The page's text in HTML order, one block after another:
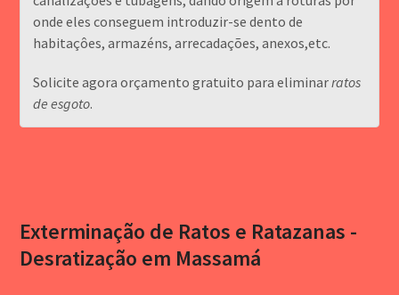
onde eles conseguem introduzir-se dento de
habitaçôes, armazéns, arrecadações, anexos,etc.
Solicite agora orçamento gratuito para eliminarratos
de esgoto.
Exterminação de Ratos e Ratazanas -
Desratização em Massamá